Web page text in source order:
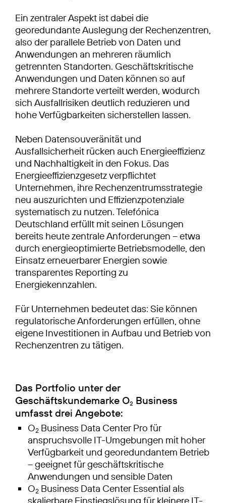
Ein zentraler Aspekt ist dabei die
georedundante Auslegung der Rechenzentren,
also der parallele Betrieb von Daten und
Anwendungen an mehreren räumlich
getrennten Standorten. Geschäftskritische
Anwendungen und Daten können so auf
mehrere Standorte verteilt werden, wodurch
sich Ausfallrisiken deutlich reduzieren und
hohe Verfügbarkeiten sicherstellen lassen.
Neben Datensouveränität und
Ausfallsicherheit rücken auch Energieeffizienz
und Nachhaltigkeit in den Fokus. Das
Energieeffizienzgesetz verpflichtet
Unternehmen, ihre Rechenzentrumsstrategie
neu auszurichten und Effizienzpotenziale
systematisch zu nutzen. Telefónica
Deutschland erfüllt mit seinen Lösungen
bereits heute zentrale Anforderungen – etwa
durch energieoptimierte Betriebsmodelle, den
Einsatz erneuerbarer Energien sowie
transparentes Reporting zu
Energiekennzahlen.
Für Unternehmen bedeutet das: Sie können
regulatorische Anforderungen erfüllen, ohne
eigene Investitionen in Aufbau und Betrieb von
Rechenzentren zu tätigen.
Das Portfolio unter der
Geschäftskundemarke O2 Business
umfasst drei Angebote:
O2 Business Data Center Pro für
anspruchsvolle IT-Umgebungen mit hoher
Verfügbarkeit und georedundantem Betrieb
– geeignet für geschäftskritische
Anwendungen und sensible Daten
O2 Business Data Center Essential als
skalierbare Einstiegslösung für kleinere IT-